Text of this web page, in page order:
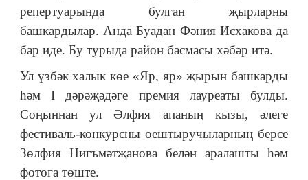
репертуарында булган җырларны
башкардылар. Анда Буадан Фәния Исхакова да
бар иде. Бу турыда район басмасы хәбәр итә.
Ул үзбәк халык көе «Яр, яр» җырын башкарды
һәм I дәрәҗәдәге премия лауреаты булды.
Соңыннан ул Әлфия апаның кызы, әлеге
фестиваль-конкурсны оештыручыларның берсе
Зөлфия Нигъмәтҗанова белән аралашты һәм
фотога төште.